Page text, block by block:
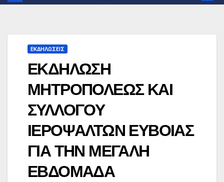
ΕΚΔΗΛΩΣΕΙΣ
ΕΚΔΗΛΩΣΗ
ΜΗΤΡΟΠΟΛΕΩΣ ΚΑΙ
ΣΥΛΛΟΓΟΥ
ΙΕΡΟΨΑΛΤΩΝ ΕΥΒΟΙΑΣ
ΓΙΑ ΤΗΝ ΜΕΓΑΛΗ
ΕΒΔΟΜΑΔΑ